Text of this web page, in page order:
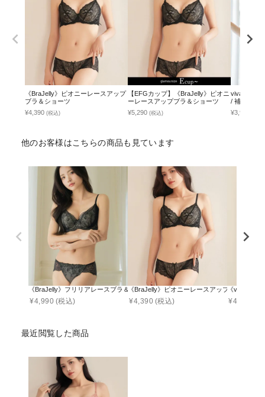
《BraJelly》ピオニーレースアップ
ブラ＆ショーツ
¥4,390 (税込)
【EFGカップ】《BraJelly》ピオニ
ーレースアップブラ＆ショーツ
¥5,290 (税込)
vivanteダ
/ 補正ブラ
¥3,951
他のお客様はこちらの商品も見ています
《BraJelly》フリリアレースブラ＆ショーツ
¥4,990 (税込)
《BraJelly》ピオニーレースアップブラ＆ショ
¥4,390 (税込)
《vivante》
¥4,990
最近閲覧した商品